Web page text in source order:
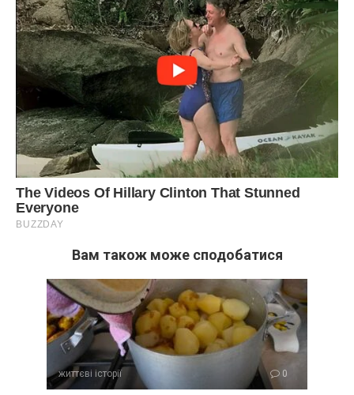
Вам також може сподобатися
життєві історії 0